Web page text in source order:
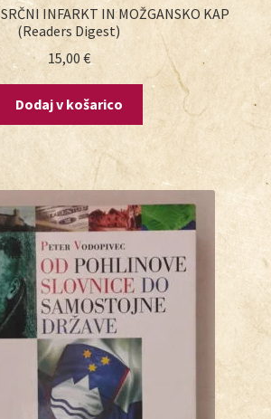
INFARKT IN MOŽGANSKO KAP
(Readers Digest)
15,00 €
Dodaj v košarico